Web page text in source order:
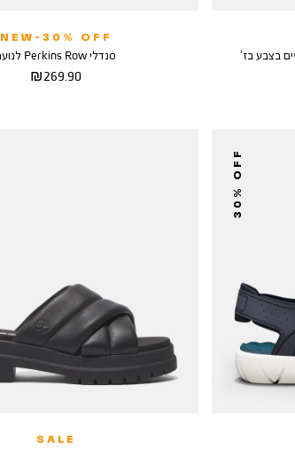
NEW-30% OFF
סנדלי Perkins Row לנוער
מחיר
269.90 ₪
30% OFF
SALE